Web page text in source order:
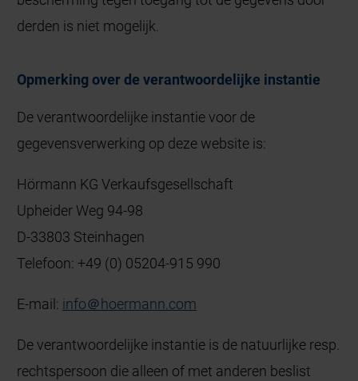
derden is niet mogelijk.
Opmerking over de verantwoordelijke instantie
De verantwoordelijke instantie voor de
gegevensverwerking op deze website is:
Hörmann KG Verkaufsgesellschaft
Upheider Weg 94-98
D-33803 Steinhagen
Telefoon: +49 (0) 05204-915 990
E-mail: info＠hoermann.com
De verantwoordelijke instantie is de natuurlijke resp.
rechtspersoon die alleen of met anderen beslist